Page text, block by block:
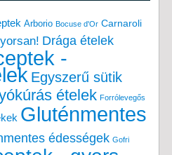
Arborio Bocuse d'Or Carnaroli
Drága ételek
-
Egyszerű sütik
ételek Forrólevegős
Gluténmentes
édességek Gofri